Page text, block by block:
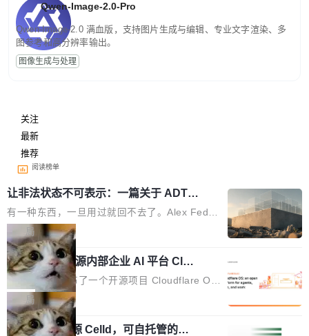
Qwen-Image-2.0-Pro
Qwen-Image-2.0 满血版，支持图片生成与编辑、专业文字渲染、多
图参考和高分辨率输出。
图像生成与处理
关注
最新
推荐
阅读榜单
让非法状态不可表示：一篇关于 ADT
的帖子在 Reddit 火了
有一种东西，一旦用过就回不去了。Alex Fedos
eev 管它叫"软件设计的基石"。 他说的东西不新
鲜——代数数据类型（ADT），尤其是和类型
（sum type）。但他说清楚了一件事：这不是类
型系统的学术体操，是日常编码的思维方式。 文
章从一个简单的例子切入。一个网站的深色主题
设置，如果用布尔值 + 可空字段来表示——bool
ean 表示是否可切换，nullable 的默认模式、浅
局
Cloudflare 开源内部企业 AI 平台 Clou
dflare OS
Cloudflare 发布了一个开源项目 Cloudflare O
S。如果你只看官方博客，你会觉得这是又一
个"AI 知识库 + 聊天机器人"——每个大厂都在
做，没什么新鲜的。 但 Kenton Varda 在 Twitte
局
Deno 团队开源 Celld，可自托管的分